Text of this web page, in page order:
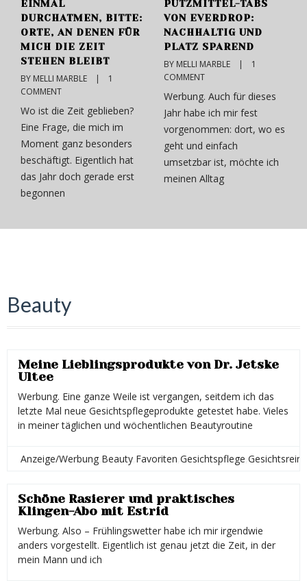
EINMAL
DURCHATMEN, BITTE:
ORTE, AN DENEN FÜR
MICH DIE ZEIT
STEHEN BLEIBT
BY MELLI MARBLE    | 1
COMMENT
Wo ist die Zeit geblieben?
Eine Frage, die mich im
Moment ganz besonders
beschäftigt. Eigentlich hat
das Jahr doch gerade erst
begonnen
PUTZMITTEL-TABS
VON EVERDROP:
NACHHALTIG UND
PLATZ SPAREND
BY MELLI MARBLE    | 1
COMMENT
Werbung. Auch für dieses
Jahr habe ich mir fest
vorgenommen: dort, wo es
geht und einfach
umsetzbar ist, möchte ich
meinen Alltag
Beauty
Meine Lieblingsprodukte von Dr. Jetske
Ultee
Werbung. Eine ganze Weile ist vergangen, seitdem ich das
letzte Mal neue Gesichtspflegeprodukte getestet habe. Vieles
in meiner täglichen und wöchentlichen Beautyroutine
Anzeige/Werbung Beauty Favoriten Gesichtspflege
Schöne Rasierer und praktisches
Klingen-Abo mit Estrid
Werbung. Also – Frühlingswetter habe ich mir irgendwie
anders vorgestellt. Eigentlich ist genau jetzt die Zeit, in der
mein Mann und ich